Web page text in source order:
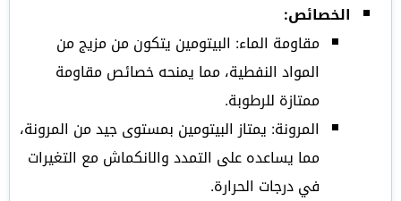
الخصائص:
مقاومة الماء: البيتومين يتكون من مزيج من
المواد النفطية، مما يمنحه خصائص مقاومة
ممتازة للرطوبة.
المرونة: يمتاز البيتومين بمستوى جيد من المرونة،
مما يساعده على التمدد والانكماش مع التغيرات
في درجات الحرارة.